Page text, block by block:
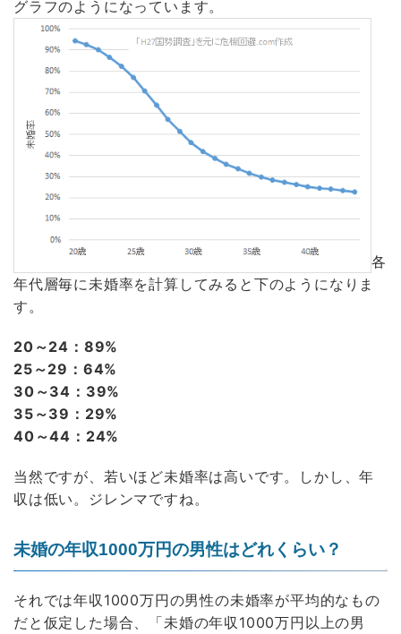
グラフのようになっています。
各
年代層毎に未婚率を計算してみると下のようになりま
す。
20～24：89%
25～29：64%
30～34：39%
35～39：29%
40～44：24%
当然ですが、若いほど未婚率は高いです。しかし、年
収は低い。ジレンマですね。
未婚の年収1000万円の男性はどれくらい？
それでは年収1000万円の男性の未婚率が平均的なもの
だと仮定した場合、「未婚の年収1000万円以上の男